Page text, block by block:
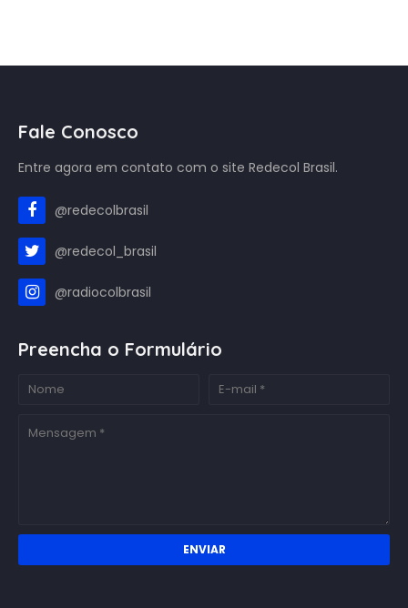
Fale Conosco
Entre agora em contato com o site Redecol Brasil.
@redecolbrasil
@redecol_brasil
@radiocolbrasil
Preencha o Formulário